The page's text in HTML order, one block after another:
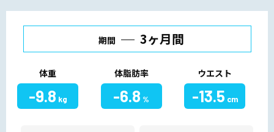
期間 3ヶ月間
体重
-9.8 kg
体脂肪率
-6.8 %
ウエスト
-13.5 cm